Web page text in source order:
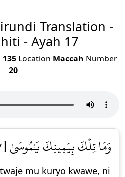
Translation -
- Ayah 17
135Location Maccah Number
20
وَمَا تِلۡكَ بِيَمِينِكَ يَٰمُوسَىٰ [١٧]
mu kuryo kwawe, ni